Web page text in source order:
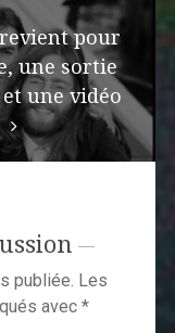
pour
une sortie
une vidéo
publiée. Les
avec *